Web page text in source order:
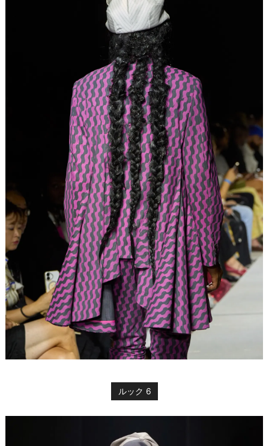
ルック 6